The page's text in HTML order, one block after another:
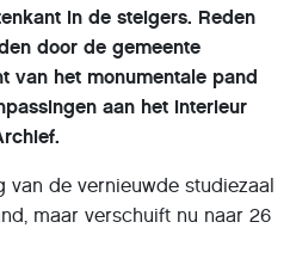
in de steigers. Reden
door de gemeente
van het monumentale pand
aan het interieur
van de vernieuwde studiezaal
maar verschuift nu naar 26